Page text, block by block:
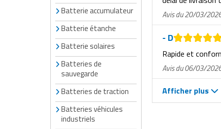
Vêtement sportif
Sautause professionnelle
Table de cuisson professionnelle
Tables de préparation réfrigérées
Ustensile de cuisine
Vaisselle restaurant
Batterie accumulateur
Batterie étanche
Batterie solaires
Batteries de
sauvegarde
Batteries de traction
Batteries véhicules
industriels
Avis du 20/03/
- D
Rapide et
Avis du 06/03/
Afficher plus